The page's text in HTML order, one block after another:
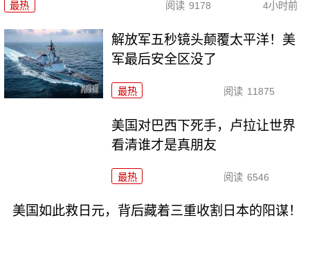
最热 阅读 9178 4小时前
解放军五秒镜头颠覆太平洋！美
军最后安全区没了
最热 阅读 11875
美国对巴西下死手，卢拉让世界
看清谁才是真朋友
最热 阅读 6546
美国如此救日元，背后藏着三重收割日本的阳谋！